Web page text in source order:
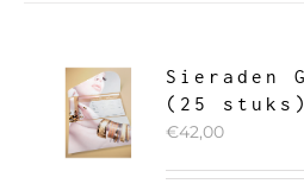
Sieraden
(25
€42,00